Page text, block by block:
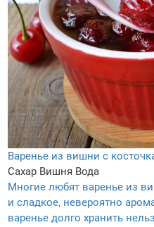
Варенье из вишни с
Сахар Вишня Вода
Многие любят варенье из
и сладкое, невероятно
варенье долго хранить